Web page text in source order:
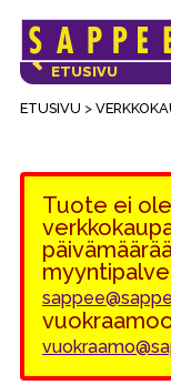
ETUSIVU >
ETUSIVU
Tuote ei